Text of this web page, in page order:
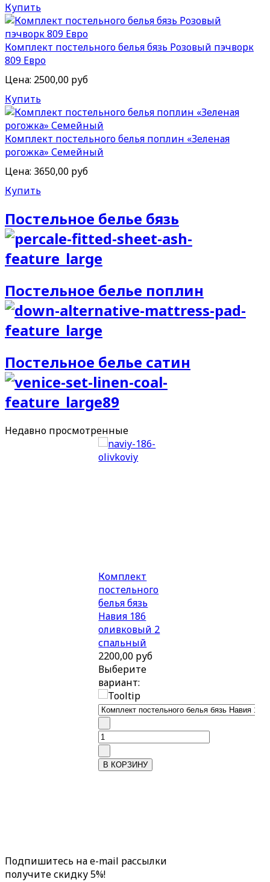
Купить
Комплект постельного белья бязь Розовый пэчворк
809 Евро
Цена: 2500,00 руб
Купить
Комплект постельного белья поплин «Зеленая
рогожка» Семейный
Цена: 3650,00 руб
Купить
Постельное белье бязь
Постельное белье поплин
Постельное белье сатин
Недавно просмотренные
Комплект
постельного
белья бязь
Навия 186
оливковый 2
спальный
2200,00 руб
Выберите
вариант:
Подпишитесь на e-mail рассылки
получите скидку 5%!